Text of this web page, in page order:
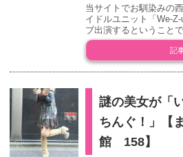
当サイトでお馴染みの
イドルユニット「We-
ブ出演するということ
記
謎の美女が「
ちんぐ！」【
館 158】